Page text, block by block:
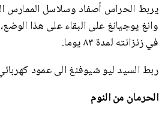
يربط الحراس أصفاد وسلاسل الممارس
في زنزانته لمدة ٨٣ يوما.
ربط السيد ليو شيوفنغ الى عمود
الحرمان من النوم